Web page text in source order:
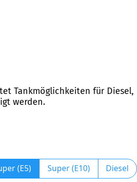
Tankmöglichkeiten für Diesel,
werden.
(E5) Super (E10) Diesel